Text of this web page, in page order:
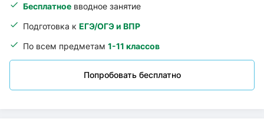
Бесплатное вводное занятие
Подготовка к ЕГЭ/ОГЭ и ВПР
По всем предметам 1-11 классов
Попробовать бесплатно